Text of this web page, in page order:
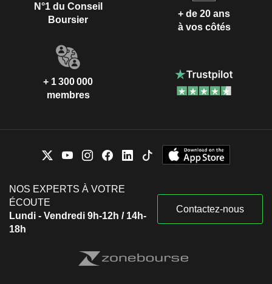
N°1 du Conseil
Boursier
+ de 20 ans
à vos côtés
+ 1 300 000
membres
NOS EXPERTS À VOTRE
ÉCOUTE
Lundi - Vendredi 9h-12h / 14h-
18h
Contactez-nous